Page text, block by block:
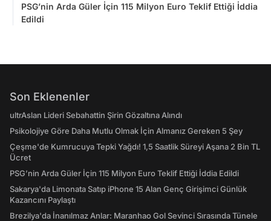
PSG’nin Arda Güler İçin 115 Milyon Euro Teklif Ettiği İddia
Edildi
Son Eklenenler
ultrAslan Lideri Sebahattin Şirin Gözaltına Alındı
Psikolojiye Göre Daha Mutlu Olmak İçin Almanız Gereken 5 Şey
Çeşme'de Kumrucuya Tepki Yağdı! 1,5 Saatlik Süreyi Aşana 2 Bin TL
Ücret
PSG’nin Arda Güler İçin 115 Milyon Euro Teklif Ettiği İddia Edildi
Sakarya'da Limonata Satıp iPhone 15 Alan Genç Girişimci Günlük
Kazancını Paylaştı
Brezilya'da İnanılmaz Anlar: Maranhao Gol Sevinci Sırasında Tünele